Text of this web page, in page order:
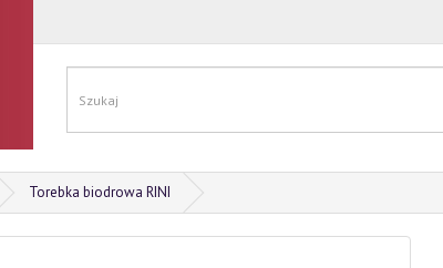
Torebka biodrowa RINI